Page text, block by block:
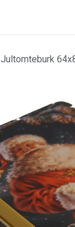
Jultomteburk